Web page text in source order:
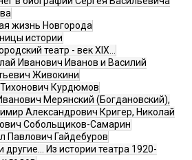
жизнь Новгорода
истории
театр - век XIX…
Иванович Иванов и Василий
Живокини
Тихонович Курдюмов
Мерянский (Богдановский),
Александрович Кригер, Николай
Собольщиков-Самарин
Павлович Гайдебуров
другие… Из истории театра 1920-